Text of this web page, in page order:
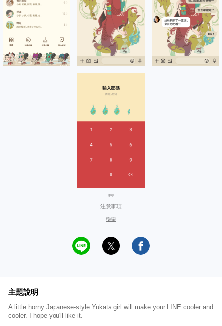
guji
注意事項
檢舉
主題說明
A little horny Japanese-style Yukata girl will make your LINE cooler and
cooler. I hope you'll like it.